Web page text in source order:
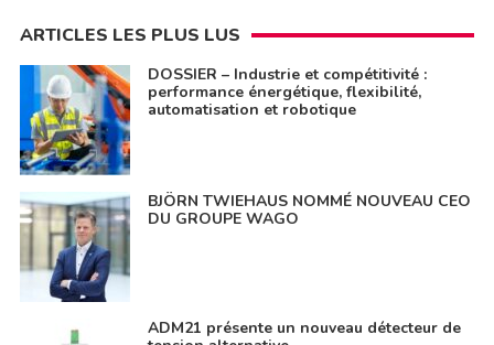
ARTICLES LES PLUS LUS
DOSSIER – Industrie et compétitivité :
performance énergétique, flexibilité,
automatisation et robotique
BJÖRN TWIEHAUS NOMMÉ NOUVEAU CEO
DU GROUPE WAGO
ADM21 présente un nouveau détecteur de